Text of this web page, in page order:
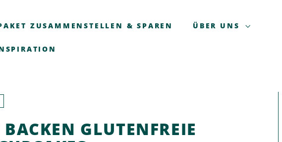
ZUSAMMENSTELLEN & SPAREN ÜBER UNS
GLUTENFREIE